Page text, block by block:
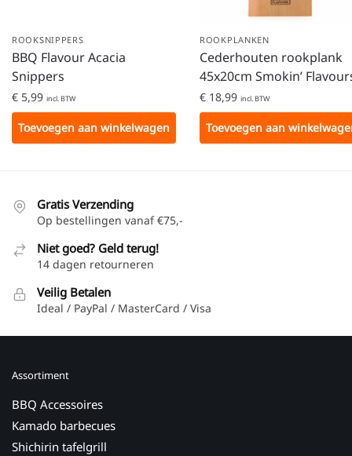
ROOKSNIPPERS
BBQ Flavour Acacia
Snippers
€ 5,99 incl. BTW
Toevoegen aan winkelwagen
ROOKPLANKEN
Cederhouten rookplank
45x20cm Smokin’
€ 18,99 incl. BTW
Toevoegen aan
Gratis Verzending
Op bestellingen vanaf €75,-
Niet goed? Geld terug!
14 dagen retourneren
Veilig Betalen
Ideal / PayPal / MasterCard / Visa
Assortiment
BBQ Accessoires
Kamado barbecues
Shichirin tafelgrill